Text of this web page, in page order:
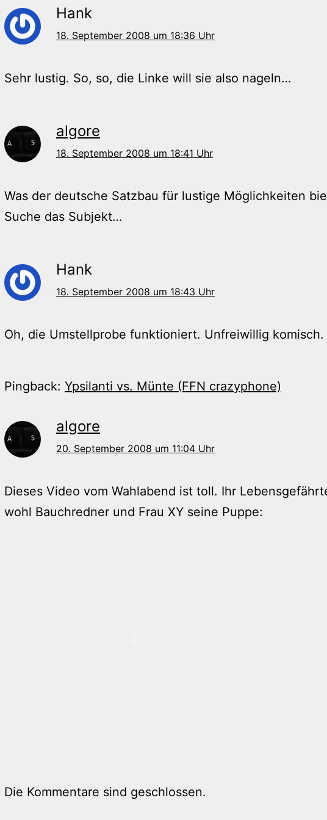
Hank
18. September 2008 um 18:36 Uhr
Sehr lustig. So, so, die Linke will sie also nageln…
algore
18. September 2008 um 18:41 Uhr
Was der deutsche Satzbau für lustige Möglichkeiten
Suche das Subjekt…
Hank
18. September 2008 um 18:43 Uhr
Oh, die Umstellprobe funktioniert. Unfreiwillig komisch.
Pingback: Ypsilanti vs. Münte (FFN crazyphone)
algore
20. September 2008 um 11:04 Uhr
Dieses Video vom Wahlabend ist toll. Ihr
wohl Bauchredner und Frau XY seine Puppe:
Die Kommentare sind geschlossen.